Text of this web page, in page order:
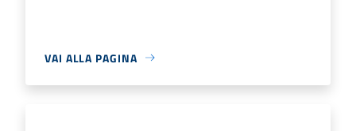
VAI ALLA PAGINA